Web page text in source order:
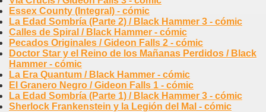
Essex County (Integral) - cómic
La Edad Sombría (Parte 2) / Black Hammer 3 - cómic
Calles de Spiral / Black Hammer - cómic
Pecados Originales / Gideon Falls 2 - cómic
Doctor Star y el Reino de los Mañanas Perdidos / Black
Hammer - cómic
La Era Quantum / Black Hammer - cómic
El Granero Negro / Gideon Falls 1 - cómic
La Edad Sombría (Parte 1) / Black Hammer 3 - cómic
Sherlock Frankenstein y la Legión del Mal - cómic